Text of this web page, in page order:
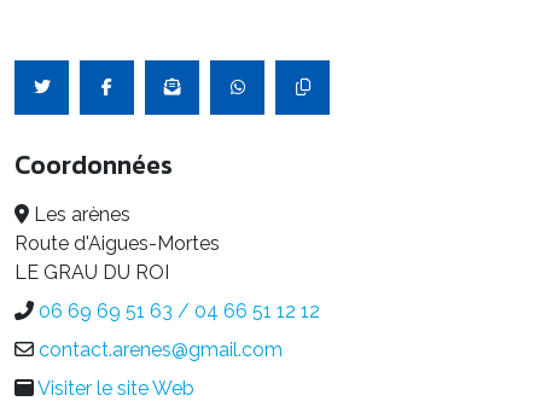
Coordonnées
Les arènes
Route d'Aigues-Mortes
LE GRAU DU ROI
06 69 69 51 63 / 04 66 51 12 12
contact.arenes@gmail.com
Visiter le site Web